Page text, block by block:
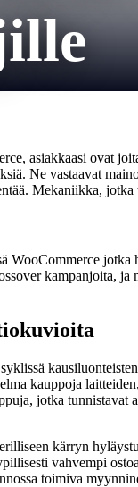
asiakkaasi ovat
Ne vastaavat
Mekaniikka,
kampanjoita,
kauppoja
jotka
kärryn
vahvempi
toimiva